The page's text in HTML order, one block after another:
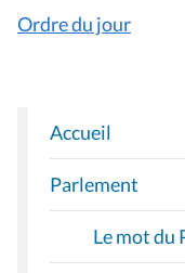
Ordre du jour
N
A
V
G
Accueil
Parlement
Le mot du